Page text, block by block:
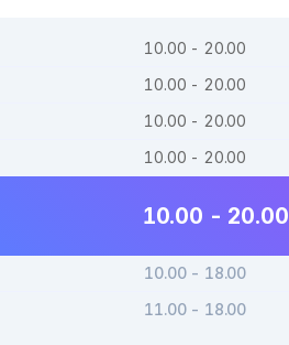
10.00 - 20.00
10.00 - 20.00
10.00 - 20.00
10.00 - 20.00
10.00 - 20.00
10.00 - 18.00
11.00 - 18.00